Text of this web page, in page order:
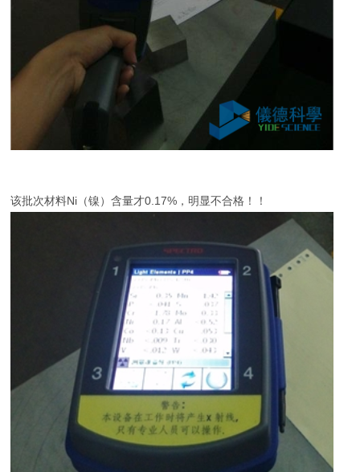
该批次材料Ni（镍）含量才0.17%，明显不合格！！